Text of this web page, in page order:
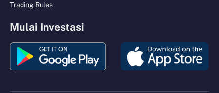
Trading Rules
Mulai Investasi